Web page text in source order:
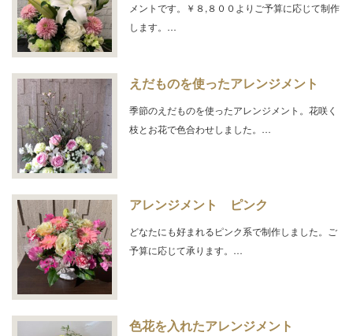
メントです。￥８,８００よりご予算に応じて制作
します。…
えだものを使ったアレンジメント
季節のえだものを使ったアレンジメント。花咲く
枝とお花で色合わせしました。…
アレンジメント ピンク
どなたにも好まれるピンク系で制作しました。ご
予算に応じて承ります。…
色花を入れたアレンジメント